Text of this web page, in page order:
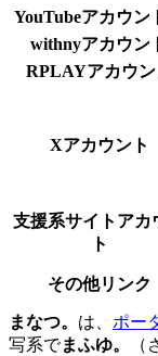
YouTubeアカウン
withnyアカウン
RPLAYアカウン
Xアカウント
支援系サイトアカ
ト
その他リンク
まなつ。 は、 ポー
写系でまふゆ。